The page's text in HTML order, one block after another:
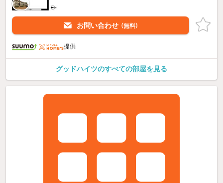
お問い合わせ （無料）
提供
グッドハイツのすべての部屋を見る